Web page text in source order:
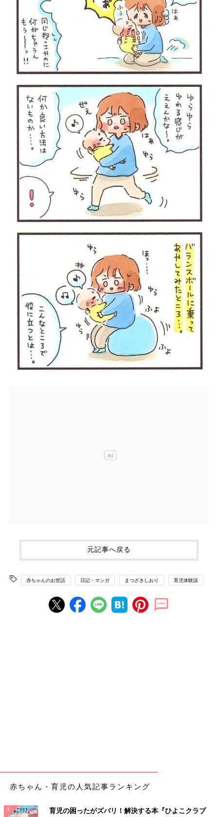
元記事へ戻る
赤ちゃんのお世話 日記・マンガ まつざきしおり 育児体験談
赤ちゃん・育児の人気記事ランキング
育児の困ったがズバリ！解決する本『ひよこクラブ